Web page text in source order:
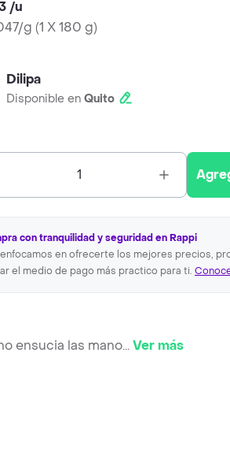
/u
g (1 X 180 g)
Dilipa
Disponible en Quito
1
con tranquilidad y seguridad en Rappi
en ofrecerte los mejores precios,
el medio de pago más practico para ti.
ensucia las mano...Ver más